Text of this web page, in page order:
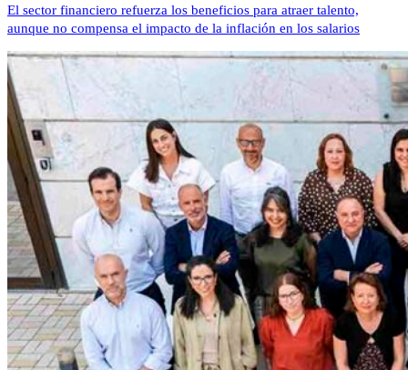
El sector financiero refuerza los beneficios para atraer talento,
aunque no compensa el impacto de la inflación en los salarios